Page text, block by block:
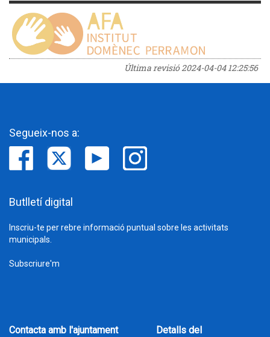
Última revisió2024-04-04 12:25:56
Segueix-nos a:
Butlletí digital
Inscriu-te per rebre informació puntual sobre les activitats
municipals.
Subscriure'm
Contacta amb l'ajuntament
Detalls del